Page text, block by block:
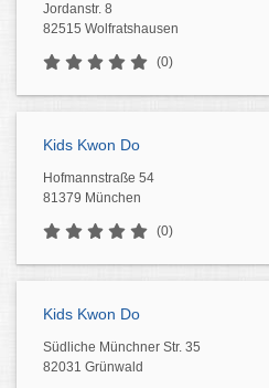
Jordanstr. 8
82515 Wolfratshausen
(0)
Kids Kwon Do
Hofmannstraße 54
81379 München
(0)
Kids Kwon Do
Südliche Münchner Str. 35
82031 Grünwald